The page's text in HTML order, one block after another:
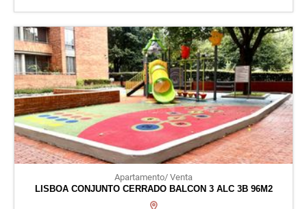
Apartamento/ Venta
LISBOA CONJUNTO CERRADO BALCON 3 ALC 3B 96M2